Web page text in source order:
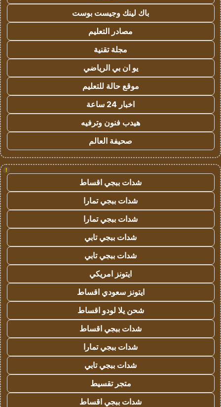
باك لينك وجيست بوست
مصادر التعليم
مجلة تقنية
يو ان بي الرياضي
موقع حالة للتعليم
اخبار 24 ساعة
هيدب فنون وترفيه
صحيفة العالم
!
شدات ببجي اقساط
شدات ببجي تمارا
شدات ببجي تمارا
شدات ببجي تابي
شدات ببجي تابي
ايتونز امريكي
ايتونز سعودي اقساط
شحن يلا لودو اقساط
شدات ببجي اقساط
شدات ببجي تمارا
شدات ببجي تابي
متجر تقسيط
شدات ببجي اقساط